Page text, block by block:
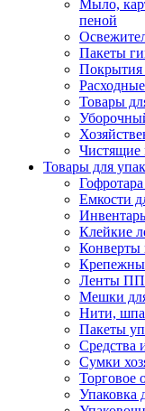
Мыло,
пеной
Пакеты
Покрытия
Товары
Чистящие
Товары для
Емкости
Клейкие
Конверты
Ленты ПП
Мешки
Нити,
Пакеты
Средства
Сумки
Торговое
Упаковка